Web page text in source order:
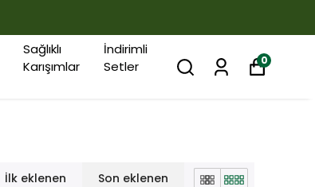
Sağlıklı
Karışımlar
İndirimli
Setler
0
İlk eklenen Son eklenen